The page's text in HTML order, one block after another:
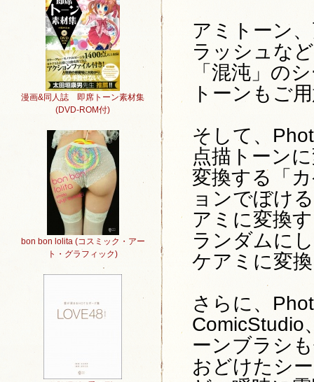
漫画&同人誌 即席トーン素材集
(DVD-ROM付)
bon bon lolita (コスミック・アー
ト・グラフィック)
アミトーン
ラッシュな
「混沌」の
トーンもご
そして、
点描トーン
変換する「
ョンでぼけ
アミに変換
ランダムに
ケアミに変
さらに、
ComicStudio
ーンブラシ
おどけたシ